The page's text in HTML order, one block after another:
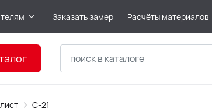
Заказать замер Расчёты материалов
С-21